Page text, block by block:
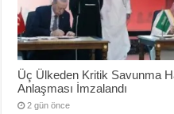
Üç Ülkeden Kritik Savunma
Anlaşması İmzalandı
2 gün önce